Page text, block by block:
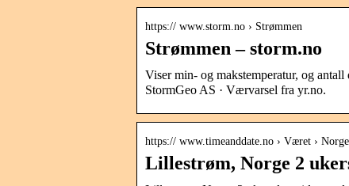
https:// www.storm.no › Strømmen
Strømmen – storm.no
Viser min- og makstemperatur, og
StormGeo AS · Værvarsel fra yr.no.
https:// www.timeanddate.no › Været ›
Lillestrøm, Norge 2